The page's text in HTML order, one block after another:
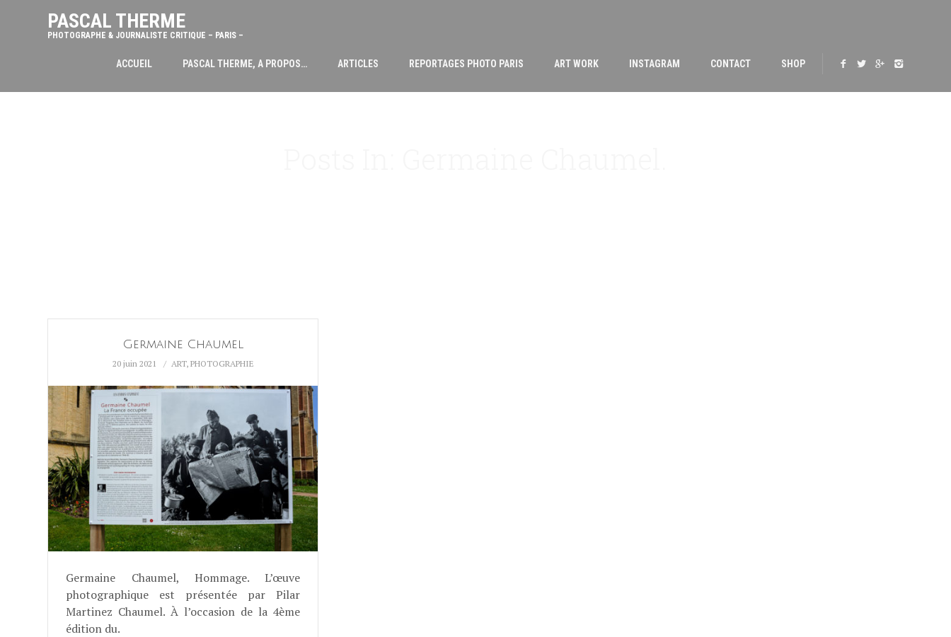
PASCAL THERME
PHOTOGRAPHE & JOURNALISTE CRITIQUE – PARIS –
ACCUEIL PASCAL THERME, A PROPOS… ARTICLES REPORTAGES PHOTO PARIS ART WORK INSTAGRAM CONTACT SHOP
Germaine Chaumel
20 juin 2021 ART, PHOTOGRAPHIE
Germaine Chaumel, Hommage. L’œuve
photographique est présentée par Pilar
Martinez Chaumel. À l’occasion de la 4ème
édition du.